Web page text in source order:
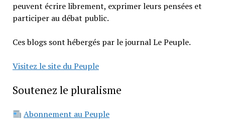
peuvent écrire librement, exprimer leurs pensées et
participer au débat public.
Ces blogs sont hébergés par le journal Le Peuple.
Visitez le site du Peuple
Soutenez le pluralisme
Abonnement au Peuple